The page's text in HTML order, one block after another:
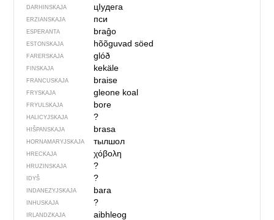
DARHINSKAJA цIудега
ERZIANSKAJA пси
ESPERANTA braĝo
ESTONSKAJA hõõguvad söed
FARERSKAJA glóð
FINSKAJA kekäle
FRANCUSKAJA braise
FRYSKAJA gleone koal
FRYULSKAJA bore
HALICYJSKAJA ?
HIŠPANSKAJA brasa
HORNAMARYJSKAJA тылшол
HRECKAJA χόβολη
HRUZINSKAJA ?
IDYŠ ?
INDANEZYJSKAJA bara
INHUSKAJA ?
IRLANDZKAJA aibhleog